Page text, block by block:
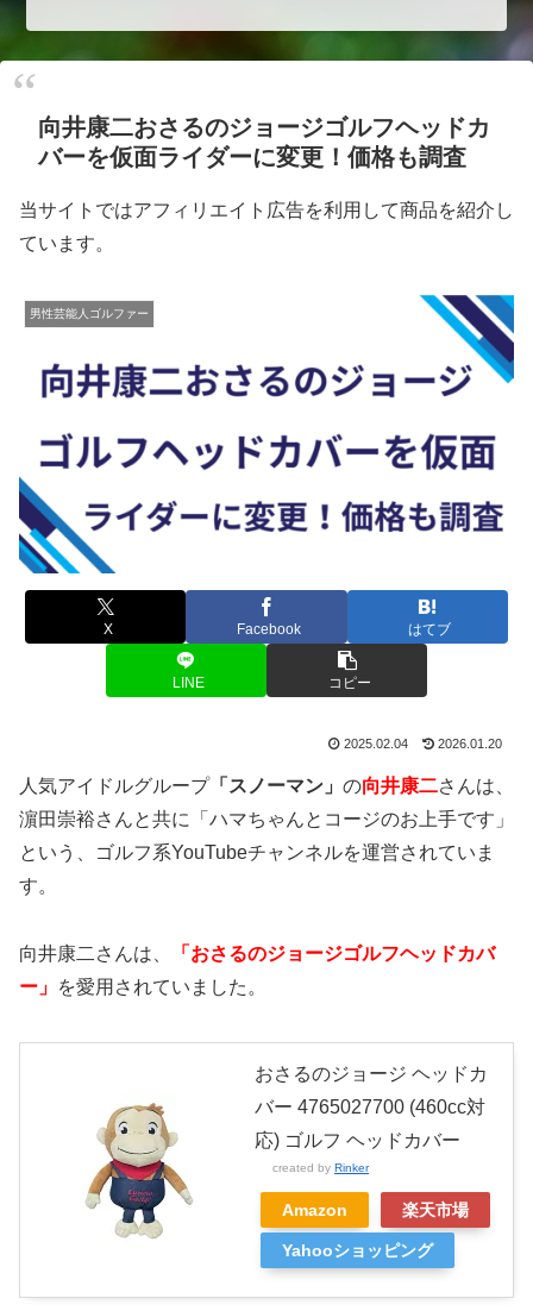
向井康二おさるのジョージゴルフヘッドカ
バーを仮面ライダーに変更！価格も調査
当サイトではアフィリエイト広告を利用して商品を紹介し
ています。
男性芸能人ゴルファー
X Facebook はてブ
LINE コピー
2025.02.04 2026.01.20
人気アイドルグループ「スノーマン」 の向井康二さんは、
濵田崇裕さんと共に「ハマちゃんとコージのお上手です」
という、ゴルフ系YouTubeチャンネルを運営されていま
す。
向井康二さんは、
「おさるのジョージゴルフヘッドカバ
ー」 を愛用されていました。
おさるのジョージ ヘッドカ
バー 4765027700 (460cc対
応) ゴルフ ヘッドカバー
created by Rinker
Amazon 楽天市場
Yahooショッピング